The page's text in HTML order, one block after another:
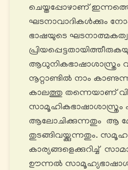
ചെയ്തപ്പോഴാണ്
ഘടനാവാദികൾക്കും
ഭാഷയുടെ
ആധുനികഭാഷാശാസ്ത്രം
നൂറ്റാണ്ടിൽ നാം
കാലത്തു തന്നെയാണ്
സാമൂഹികഭാഷാശാസ്ത്രം
ആലോചിക്കുന്നതും ആ
തുടങ്ങിവയ്ക്കുന്നതും.
കാര്യങ്ങളെക്കുറിച്ച്
ഊന്നൽ